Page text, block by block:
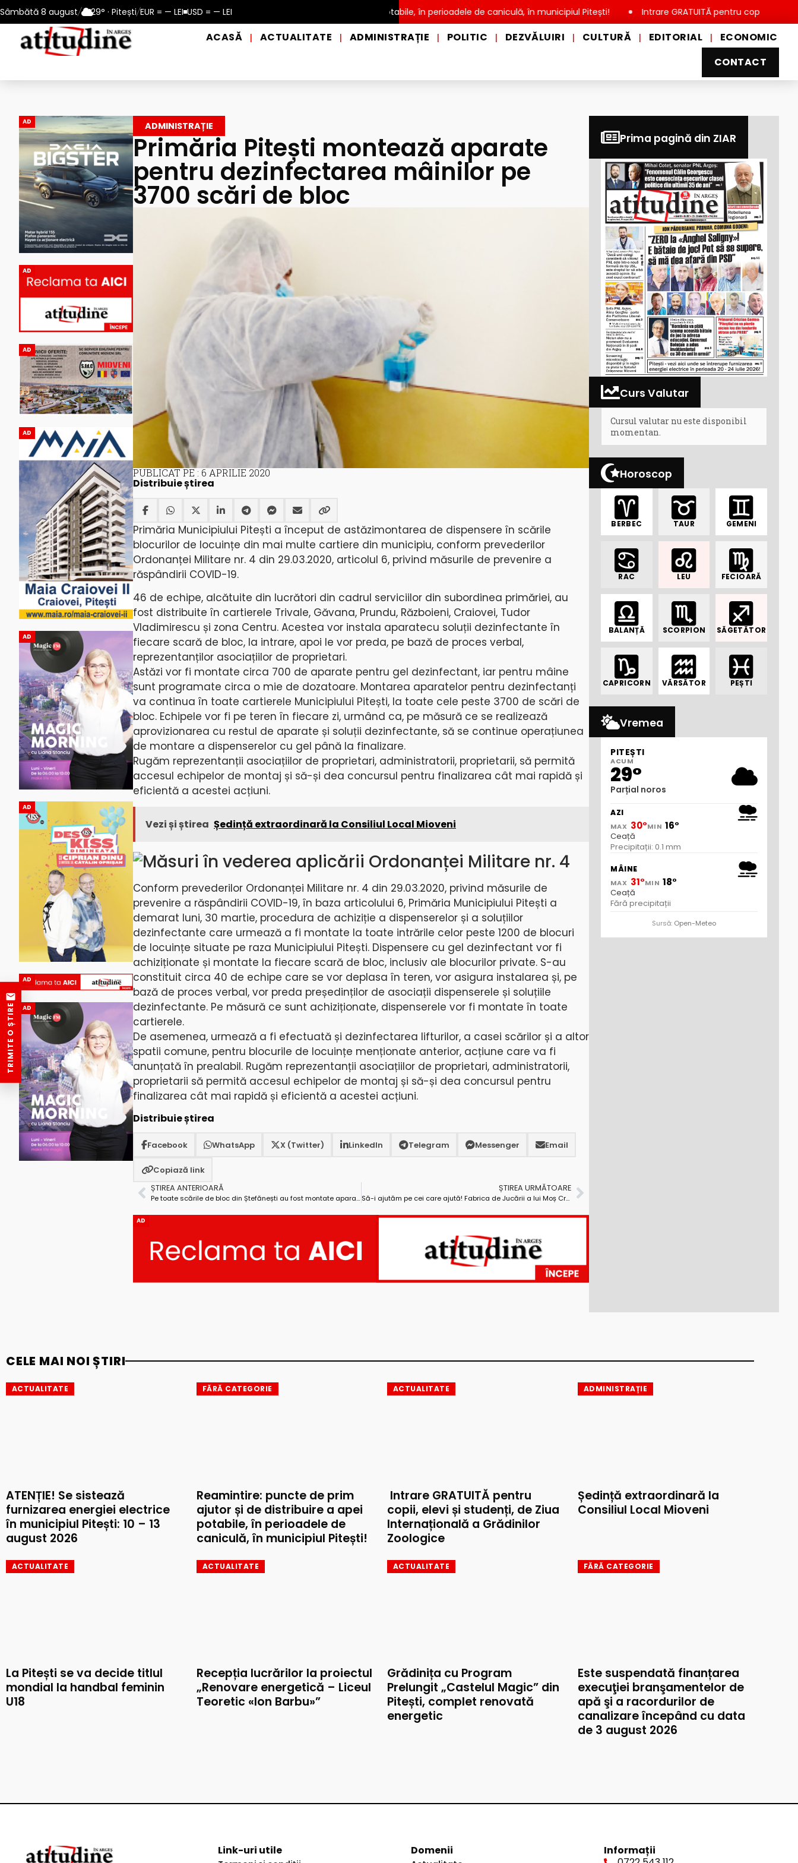
Sâmbătă 8 august/ 29° · Pitești/EUR = — LEI USD = — LEI
13 august 2026 Reamintire: puncte de prim ajutor și de distribuire a apei potabile, în perioadele de caniculă, în municipiul Pitești! Intrare GRATUITĂ pentru copii, elevi și studenți,
ACASĂ | ACTUALITATE | ADMINISTRAȚIE | POLITIC | DEZVĂLUIRI | CULTURĂ | EDITORIAL |
ECONOMIC
CONTACT
AD
AD
AD
AD
AD
AD
AD
AD
ADMINISTRAȚIE
Primăria Pitești montează aparate
pentru dezinfectarea mâinilor pe
3700 scări de bloc
PUBLICAT PE : 6 APRILIE 2020
Distribuie știrea
Primăria Municipiului Pitești a început de astăzimontarea de dispensere în scările
blocurilor de locuințe din mai multe cartiere din municipiu, conform prevederilor
Ordonanței Militare nr. 4 din 29.03.2020, articolul 6, privind măsurile de prevenire a
răspândirii COVID-19.
46 de echipe, alcătuite din lucrători din cadrul serviciilor din subordinea primăriei, au
fost distribuite în cartierele Trivale, Găvana, Prundu, Războieni, Craiovei, Tudor
Vladimirescu și zona Centru. Acestea vor instala aparatecu soluții dezinfectante în
fiecare scară de bloc, la intrare, apoi le vor preda, pe bază de proces verbal,
reprezentanților asociațiilor de proprietari.
Astăzi vor fi montate circa 700 de aparate pentru gel dezinfectant, iar pentru mâine
sunt programate circa o mie de dozatoare. Montarea aparatelor pentru dezinfectanți
va continua în toate cartierele Municipiului Pitești, la toate cele peste 3700 de scări de
bloc. Echipele vor fi pe teren în fiecare zi, urmând ca, pe măsură ce se realizează
aprovizionarea cu restul de aparate și soluții dezinfectante, să se continue operațiunea
de montare a dispenserelor cu gel până la finalizare.
Rugăm reprezentanții asociațiilor de proprietari, administratorii, proprietarii, să permită
accesul echipelor de montaj și să-și dea concursul pentru finalizarea cât mai rapidă și
eficientă a acestei acțiuni.
Vezi și știrea Ședință extraordinară la Consiliul Local Mioveni
Măsuri în vederea aplicării Ordonanței Militare nr. 4
Conform prevederilor Ordonanței Militare nr. 4 din 29.03.2020, privind măsurile de
prevenire a răspândirii COVID-19, în baza articolului 6, Primăria Municipiului Pitești a
demarat luni, 30 martie, procedura de achiziție a dispenserelor și a soluțiilor
dezinfectante care urmează a fi montate la toate intrările celor peste 1200 de blocuri
de locuințe situate pe raza Municipiului Pitești. Dispensere cu gel dezinfectant vor fi
achiziționate și montate la fiecare scară de bloc, inclusiv ale blocurilor private. S-au
constituit circa 40 de echipe care se vor deplasa în teren, vor asigura instalarea și, pe
bază de proces verbal, vor preda președinților de asociații dispenserele și soluțiile
dezinfectante. Pe măsură ce sunt achiziționate, dispenserele vor fi montate în toate
cartierele.
De asemenea, urmează a fi efectuată și dezinfectarea lifturilor, a casei scărilor și a altor
spatii comune, pentru blocurile de locuințe menționate anterior, acțiune care va fi
anunțată în prealabil. Rugăm reprezentanții asociațiilor de proprietari, administratorii,
proprietarii să permită accesul echipelor de montaj și să-și dea concursul pentru
finalizarea cât mai rapidă și eficientă a acestei acțiuni.
Distribuie știrea
Facebook WhatsApp X (Twitter) LinkedIn Telegram Messenger Email
Copiază link
ȘTIREA ANTERIOARĂ
Pe toate scările de bloc din Ștefănești au fost montate aparate pentru dezinfectare
ȘTIREA URMĂTOARE
Să-i ajutăm pe cei care ajută! Fabrica de Jucării a lui Moș Crăciun s-a transformat în fabrică de viziere
AD
Prima pagină din ZIAR
Curs Valutar
Cursul valutar nu este disponibil
momentan.
Horoscop
BERBEC TAUR GEMENI
RAC LEU FECIOARĂ
BALANȚĂ SCORPION SĂGETĂTOR
CAPRICORN VĂRSĂTOR PEȘTI
Vremea
PITEȘTI
ACUM
29°
Parțial noros
AZI
MAX 30°MIN 16°
Ceață
Precipitații: 0.1 mm
MÂINE
MAX 31°MIN 18°
Ceață
Fără precipitații
Sursă: Open-Meteo
CELE MAI NOI ȘTIRI
ACTUALITATE
ATENȚIE! Se sistează
furnizarea energiei electrice
în municipiul Pitești: 10 – 13
august 2026
FĂRĂ CATEGORIE
Reamintire: puncte de prim
ajutor și de distribuire a apei
potabile, în perioadele de
caniculă, în municipiul Pitești!
ACTUALITATE
Intrare GRATUITĂ pentru
copii, elevi și studenți, de Ziua
Internațională a Grădinilor
Zoologice
ADMINISTRAȚIE
Ședință extraordinară la
Consiliul Local Mioveni
ACTUALITATE
La Pitești se va decide titlul
mondial la handbal feminin
U18
ACTUALITATE
Recepția lucrărilor la proiectul
„Renovare energetică – Liceul
Teoretic «Ion Barbu»”
ACTUALITATE
Grădinița cu Program
Prelungit „Castelul Magic” din
Pitești, complet renovată
energetic
FĂRĂ CATEGORIE
Este suspendată finanțarea
execuţiei branşamentelor de
apă şi a racordurilor de
canalizare începând cu data
de 3 august 2026
Link-uri utile Domenii
Informații
TRIMITE O ȘTIRE